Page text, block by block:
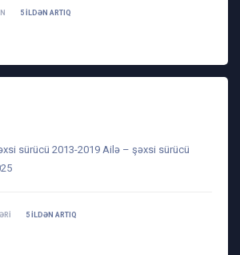
5 ILDƏN ARTIQ
sürücü 2013-2019 Ailə – şəxsi sürücü
5 ILDƏN ARTIQ